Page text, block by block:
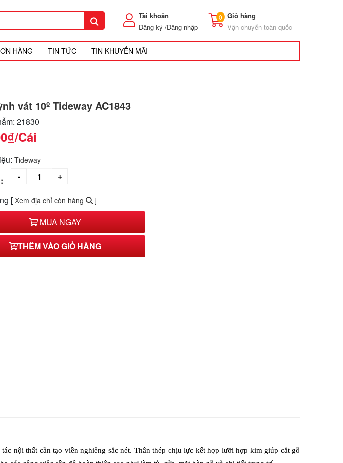
Tài khoản
Đăng ký /Đăng nhập
0
Giỏ hàng
Vận chuyển toàn quốc
HÀNG TIN TỨC TIN KHUYẾN MÃI
vát 10º Tideway AC1843
21830
/Cái
Tideway
[ Xem địa chỉ còn hàng ]
MUA NGAY
THÊM VÀO GIỎ HÀNG
nội thất cần tạo viền nghiêng sắc nét. Thân thép chịu lực kết hợp lưỡi hợp kim giúp cắt gỗ